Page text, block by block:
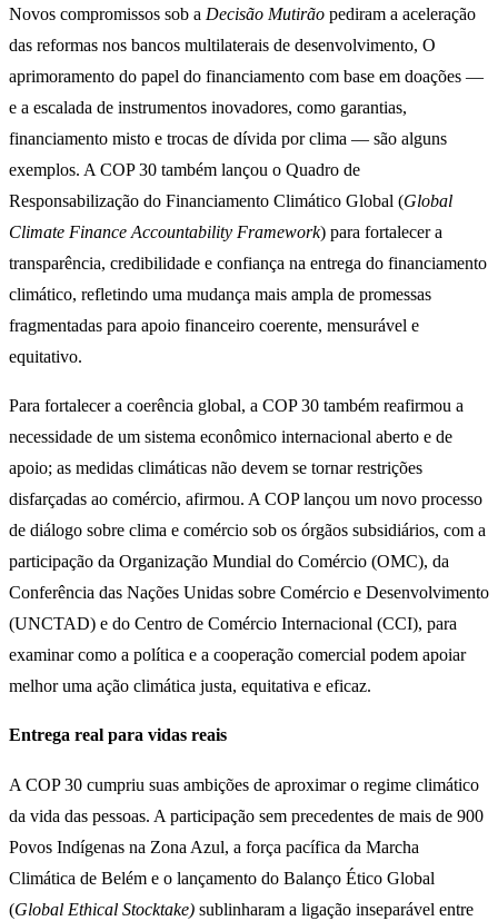
Novos compromissos sob a Decisão Mutirão pediram a aceleração
das reformas nos bancos multilaterais de desenvolvimento, O
aprimoramento do papel do financiamento com base em doações —
e a escalada de instrumentos inovadores, como garantias,
financiamento misto e trocas de dívida por clima — são alguns
exemplos. A COP 30 também lançou o Quadro de
Responsabilização do Financiamento Climático Global (Global
Climate Finance Accountability Framework) para fortalecer a
transparência, credibilidade e confiança na entrega do financiamento
climático, refletindo uma mudança mais ampla de promessas
fragmentadas para apoio financeiro coerente, mensurável e
equitativo.
Para fortalecer a coerência global, a COP 30 também reafirmou a
necessidade de um sistema econômico internacional aberto e de
apoio; as medidas climáticas não devem se tornar restrições
disfarçadas ao comércio, afirmou. A COP lançou um novo processo
de diálogo sobre clima e comércio sob os órgãos subsidiários, com a
participação da Organização Mundial do Comércio (OMC), da
Conferência das Nações Unidas sobre Comércio e Desenvolvimento
(UNCTAD) e do Centro de Comércio Internacional (CCI), para
examinar como a política e a cooperação comercial podem apoiar
melhor uma ação climática justa, equitativa e eficaz.
Entrega real para vidas reais
A COP 30 cumpriu suas ambições de aproximar o regime climático
da vida das pessoas. A participação sem precedentes de mais de 900
Povos Indígenas na Zona Azul, a força pacífica da Marcha
Climática de Belém e o lançamento do Balanço Ético Global
(Global Ethical Stocktake) sublinharam a ligação inseparável entre